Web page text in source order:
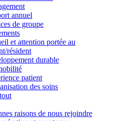
annuel
de groupe
et attention portée au
résident
durable
patient
des soins
raisons de nous rejoindre